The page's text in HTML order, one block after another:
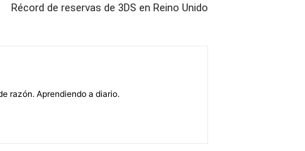
Récord de reservas de 3DS en Reino Unido
razón. Aprendiendo a diario.